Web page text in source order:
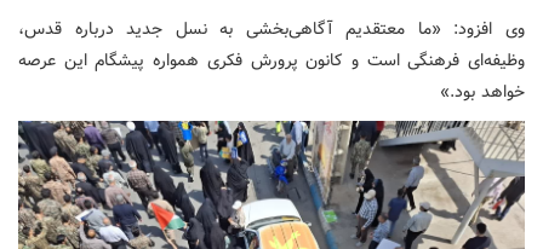
وی افزود: «ما معتقدیم آگاهی‌بخشی به نسل جدید درباره قدس،
وظیفه‌ای فرهنگی است و کانون پرورش فکری همواره پیشگام این عرصه
خواهد بود.»